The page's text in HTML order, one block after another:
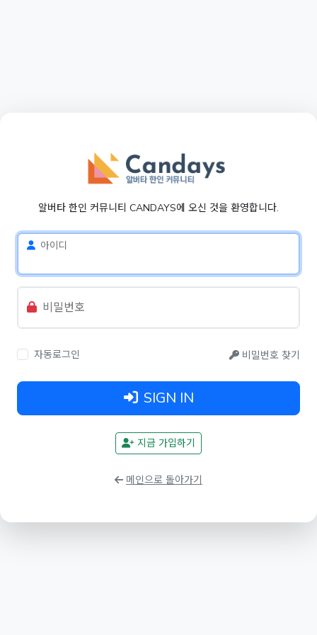
알버타 한인 커뮤니티 CANDAYS에 오신 것을 환영합니다.
아이디
비밀번호
자동로그인 비밀번호 찾기
SIGN IN
지금 가입하기
메인으로 돌아가기